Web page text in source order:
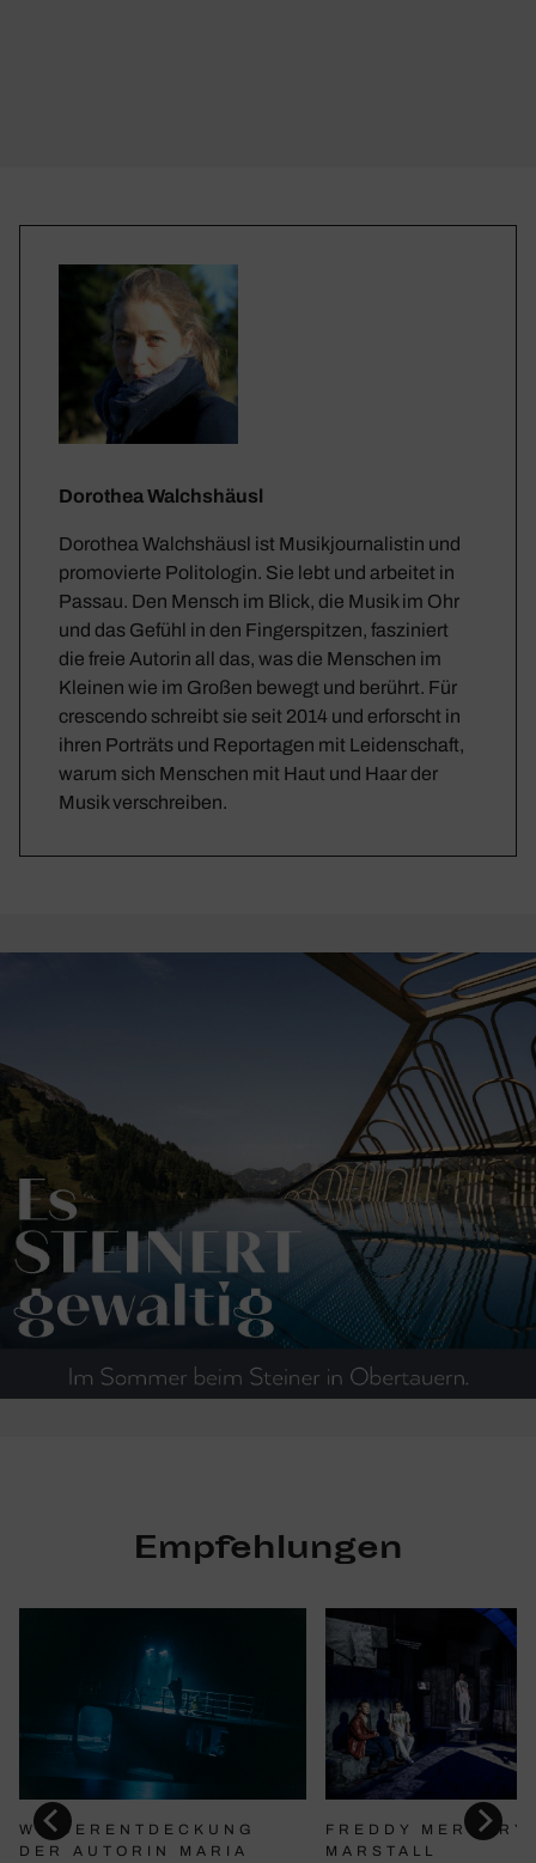
Dorothea Walchshäusl
Dorothea Walchshäusl ist Musikjournalistin und
promovierte Politologin. Sie lebt und arbeitet in
Passau. Den Mensch im Blick, die Musik im Ohr
und das Gefühl in den Fingerspitzen, fasziniert
die freie Autorin all das, was die Menschen im
Kleinen wie im Großen bewegt und berührt. Für
crescendo schreibt sie seit 2014 und erforscht in
ihren Porträts und Reportagen mit Leidenschaft,
warum sich Menschen mit Haut und Haar der
Musik verschreiben.
Empfehlungen
WIEDERENTDECKUNG
DER AUTORIN MARIA
FREDDY MERCURY
MARSTALL